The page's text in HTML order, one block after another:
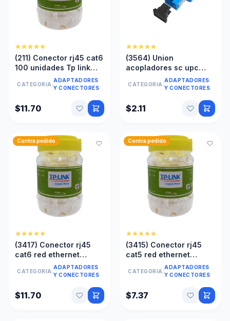
(211) Conector rj45 cat6
100 unidades Tp link
con pasante
CATEGORIA:
ADAPTADORES
Y CONECTORES
$11.70
(3564) Union
acopladores sc upc
fibra optica azul
CATEGORIA:
ADAPTADORES
Y CONECTORES
$2.11
Contra pedido
(3417) Conector rj45
cat6 red ethernet
frasco 100und marca
tp-link
CATEGORIA:
ADAPTADORES
Y CONECTORES
$11.70
Contra pedido
(3415) Conector rj45
cat5 red ethernet
frasco 100 und pasante
marca tp-link
CATEGORIA:
ADAPTADORES
Y CONECTORES
$7.37